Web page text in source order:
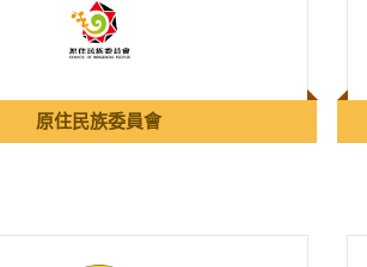
原住民族委員會